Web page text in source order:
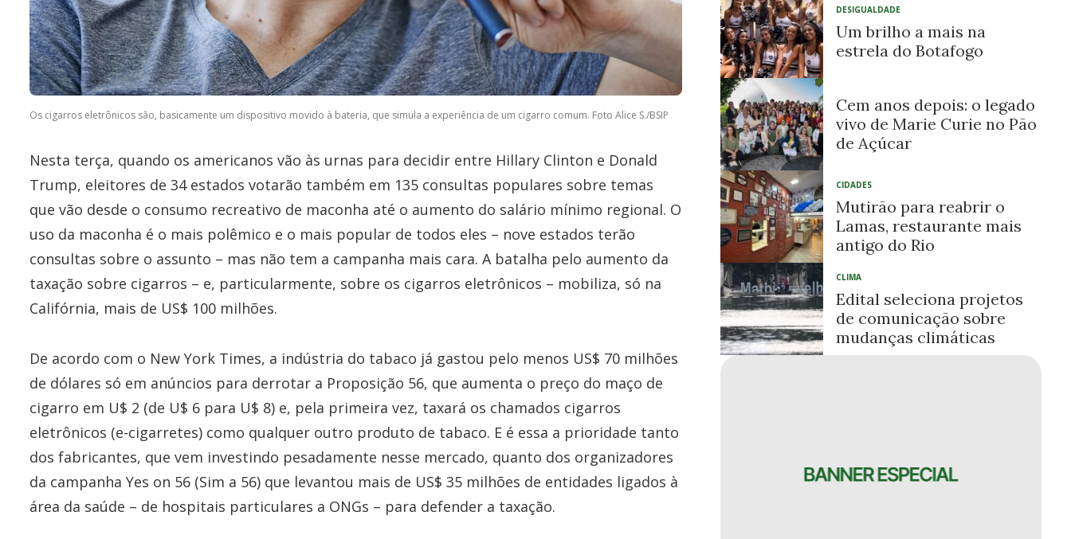
Os cigarros eletrônicos são, basicamente um dispositivo movido à bateria, que simula a experiência de um cigarro comum. Foto Alice S./BSIP
Nesta terça, quando os americanos vão às urnas para decidir entre Hillary Clinton e Donald
Trump, eleitores de 34 estados votarão também em 135 consultas populares sobre temas
que vão desde o consumo recreativo de maconha até o aumento do salário mínimo regional. O
uso da maconha é o mais polêmico e o mais popular de todos eles – nove estados terão
consultas sobre o assunto – mas não tem a campanha mais cara. A batalha pelo aumento da
taxação sobre cigarros – e, particularmente, sobre os cigarros eletrônicos – mobiliza, só na
Califórnia, mais de US$ 100 milhões.
De acordo com o New York Times, a indústria do tabaco já gastou pelo menos US$ 70 milhões
de dólares só em anúncios para derrotar a Proposição 56, que aumenta o preço do maço de
cigarro em U$ 2 (de U$ 6 para U$ 8) e, pela primeira vez, taxará os chamados cigarros
eletrônicos (e-cigarretes) como qualquer outro produto de tabaco. E é essa a prioridade tanto
dos fabricantes, que vem investindo pesadamente nesse mercado, quanto dos organizadores
da campanha Yes on 56 (Sim a 56) que levantou mais de US$ 35 milhões de entidades ligados à
área da saúde – de hospitais particulares a ONGs – para defender a taxação.
DESIGUALDADE
Um brilho a mais na
estrela do Botafogo
Cem anos depois: o legado
vivo de Marie Curie no Pão
de Açúcar
CIDADES
Mutirão para reabrir o
Lamas, restaurante mais
antigo do Rio
CLIMA
Edital seleciona projetos
de comunicação sobre
mudanças climáticas